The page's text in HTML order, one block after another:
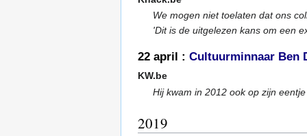
We mogen niet toelaten dat ons
'Dit is de uitgelezen kans om een
22 april : Cultuurminnaar Ben
KW.be
Hij kwam in 2012 ook op zijn
2019